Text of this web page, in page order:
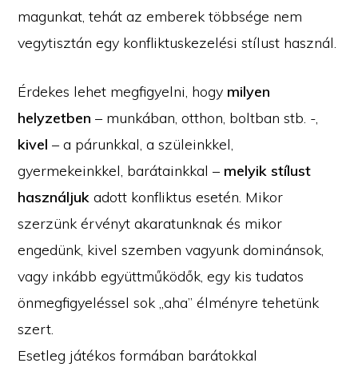
magunkat, tehát az emberek többsége nem
vegytisztán egy konfliktuskezelési stílust használ.
Érdekes lehet megfigyelni, hogy milyen
helyzetben – munkában, otthon, boltban stb. -,
kivel – a párunkkal, a szüleinkkel,
gyermekeinkkel, barátainkkal – melyik stílust
használjuk adott konfliktus esetén. Mikor
szerzünk érvényt akaratunknak és mikor
engedünk, kivel szemben vagyunk dominánsok,
vagy inkább együttműködők, egy kis tudatos
önmegfigyeléssel sok „aha” élményre tehetünk
szert.
Esetleg játékos formában barátokkal